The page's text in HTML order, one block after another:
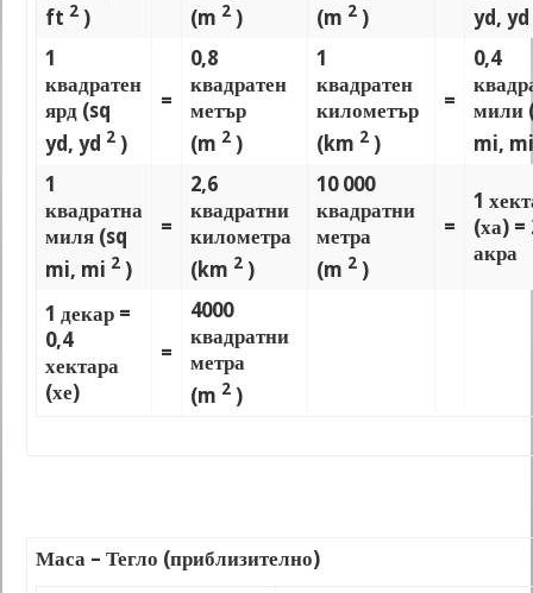
ft 2)
(m 2)
(m 2)
yd, yd
1
квадратен
ярд (sq
yd, yd 2)
=
0,8
квадратен
метър
(m 2)
1
квадратен
километър
(km 2)
=
0,4
мили
mi,
1
квадратна
миля (sq
mi, mi 2)
=
2,6
квадратни
километра
(km 2)
10 000
квадратни
метра
(m 2)
=
1
(ха) =
акра
1 декар =
0,4
хектара
(хе)
=
4000
квадратни
метра
(m 2)
Маса – Тегло (приблизително)